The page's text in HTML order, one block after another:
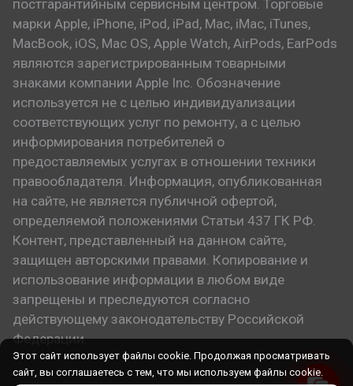
постгарантийным сервисным центром. Торговые
марки Apple, iPhone, iPod, iPad, Mac, iMac, iTunes,
MacBook, iOS, Mac OS, Apple Watch, AirPods, EarPods
являются зарегистрированным товарными
знаками компании Apple Inc. Обозначение
используется не с целью индивидуализации
соответствующих услуг по ремонту, а с целью
информирования потребителей о
предоставляемых услугах в отношении техники
правообладателя. Информация, опубликованная
на сайте, не является публичной офертой,
определяемой положениями Статьи 437 ГК РФ.
Контент, представленный на данном сайте,
защищен авторскими правами. Копирование и
использование информации в любом виде
запрещены и преследуются согласно
действующему законодательству Российской
Федерации.
Этот сайт использует файлы cookie. Продолжая просматривать
сайт, вы соглашаетесь с тем, что мы используем файлы cookie.